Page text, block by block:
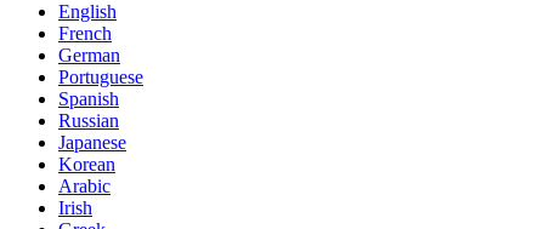
English
French
German
Portuguese
Spanish
Russian
Japanese
Korean
Arabic
Irish